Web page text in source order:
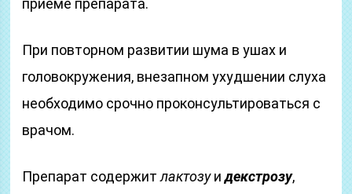
приеме препарата.
При повторном развитии шума в ушах и
головокружения, внезапном ухудшении слуха
необходимо срочно проконсультироваться с
врачом.
Препарат содержитлактозуидекстрозу,